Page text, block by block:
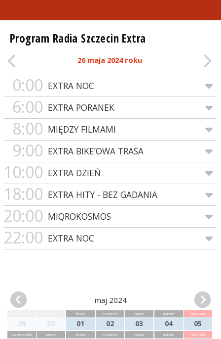
Program Radia Szczecin Extra
26 maja 2024 roku
0:00 EXTRA NOC
6:00 EXTRA PORANEK
8:00 MIĘDZY FILMAMI
9:00 EXTRA BIKE’OWA TRASA
10:00 EXTRA DZIEŃ
18:00 EXTRA HITY - BEZ GADANIA
20:00 MIQROKOSMOS
22:00 EXTRA NOC
maj 2024
29 30
środa
01
czwartek
02
piątek
03
sobota
04
niedziela
05
poniedziałek wtorek środa czwartek piątek sobota niedziela